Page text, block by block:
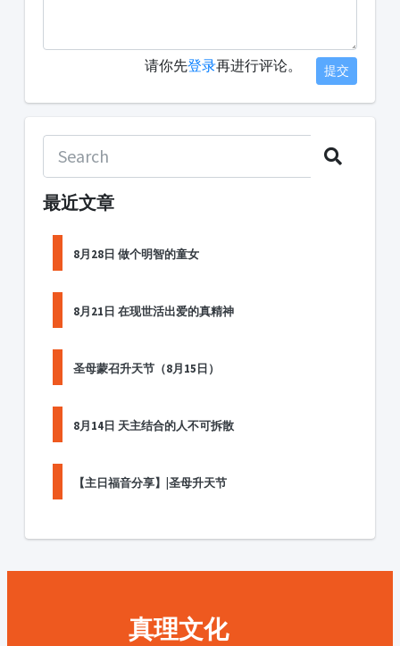
请你先登录再进行评论。 提交
最近文章
8月28日 做个明智的童女
8月21日 在现世活出爱的真精神
圣母蒙召升天节（8月15日）
8月14日 天主结合的人不可拆散
【主日福音分享】|圣母升天节
真理文化